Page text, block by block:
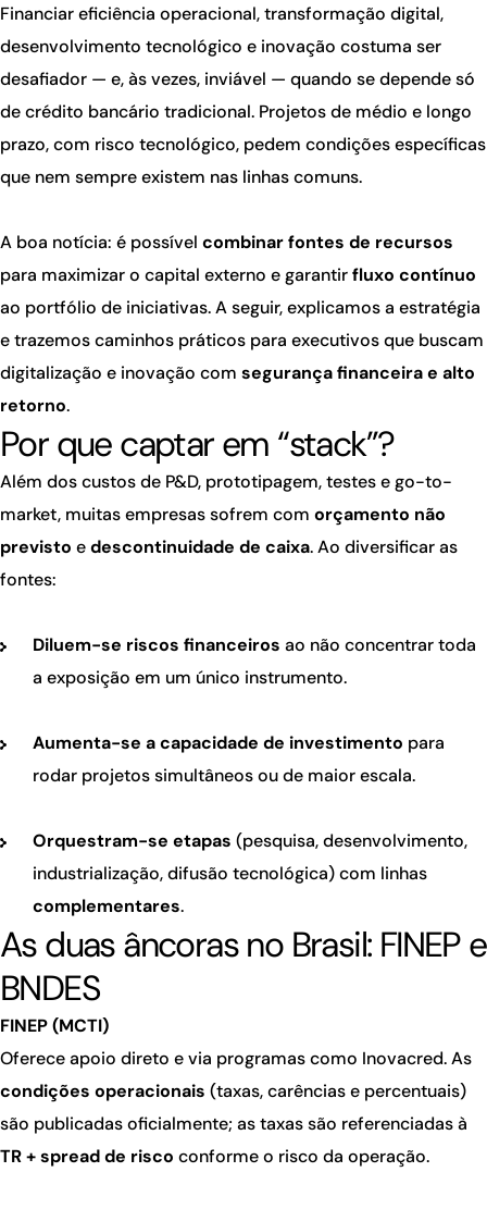
Financiar eficiência operacional, transformação digital,
desenvolvimento tecnológico e inovação costuma ser
desafiador — e, às vezes, inviável — quando se depende só
de crédito bancário tradicional. Projetos de médio e longo
prazo, com risco tecnológico, pedem condições específicas
que nem sempre existem nas linhas comuns.
A boa notícia: é possível combinar fontes de recursos
para maximizar o capital externo e garantirfluxo contínuo
ao portfólio de iniciativas. A seguir, explicamos a estratégia
e trazemos caminhos práticos para executivos que buscam
digitalização e inovação com segurança financeira e alto
retorno.
Por que captar em “stack”?
Além dos custos de P&D, prototipagem, testes e go-to-
market, muitas empresas sofrem com orçamento não
previsto edescontinuidade de caixa. Ao diversificar as
fontes:
Diluem-se riscos financeiros ao não concentrar toda
a exposição em um único instrumento.
Aumenta-se a capacidade de investimento para
rodar projetos simultâneos ou de maior escala.
Orquestram-se etapas (pesquisa, desenvolvimento,
industrialização, difusão tecnológica) com linhas
complementares.
As duas âncoras no Brasil: FINEP e
BNDES
FINEP (MCTI)
Oferece apoio direto e via programas como Inovacred. As
condições operacionais (taxas, carências e percentuais)
são publicadas oficialmente; as taxas são referenciadas à
TR + spread de risco conforme o risco da operação.